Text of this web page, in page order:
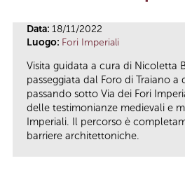
Data: 18/11/2022
Luogo: Fori Imperiali
Visita guidata a cura di Nicoletta
passeggiata dal Foro di Traiano a
passando sotto Via dei Fori
delle testimonianze medievali e
Imperiali. Il percorso è
barriere architettoniche.